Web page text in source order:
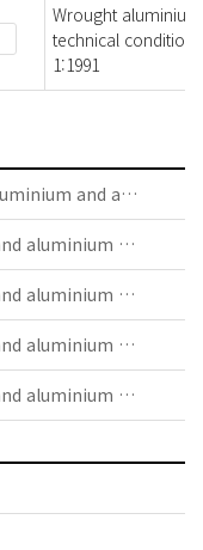
Wrought
technical
1:1991
DIN EN 485-2 Beiblatt 1:1996-11 - Aluminium and aluminium alloys - Sheet, strip and plate - Part 2: Mechanical properties; comparision of temper designations
DIN EN 485-3:2003-06 - Aluminium and aluminium alloys - Sheet, strip and plate - Part 3: Tolerances on dimensions and form for hot-rolled products
DIN EN 485-3:2003-06 - Aluminium and aluminium alloys - Sheet, strip and plate - Part 3: Tolerances on dimensions and form for hot-rolled products; German version EN 485-3:2003
DIN EN 485-1:2016-10 - Aluminium and aluminium alloys - Sheet, strip and plate - Part 1: Technical conditions for inspection and delivery
DIN EN 485-1:2016-10 - Aluminium and aluminium alloys - Sheet, strip and plate - Part 1: Technical conditions for inspection and delivery; German version EN 485-1:2016